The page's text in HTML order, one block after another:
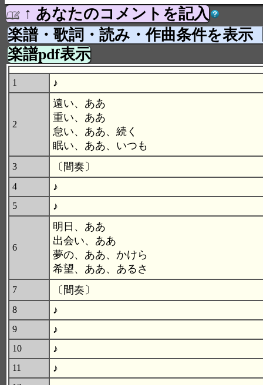
↑ あなたのコメントを記入
楽譜・歌詞・読み・作曲条件を表示
楽譜pdf表示
1 ♪
2
遠い、ああ
重い、ああ
怠い、ああ、続く
眠い、ああ、いつも
3 〔間奏〕
4 ♪
5 ♪
6
明日、ああ
出会い、ああ
夢の、ああ、かけら
希望、ああ、あるさ
7 〔間奏〕
8 ♪
9 ♪
10 ♪
11 ♪